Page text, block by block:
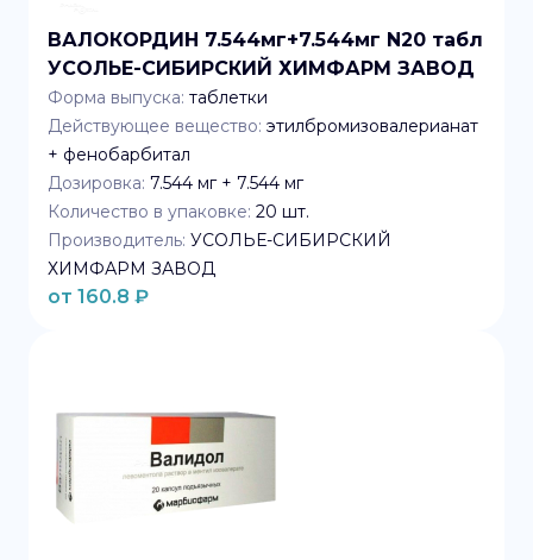
ВАЛОКОРДИН 7.544мг+7.544мг N20 табл
УСОЛЬЕ-СИБИРСКИЙ ХИМФАРМ ЗАВОД
Форма выпуска: таблетки
Действующее вещество: этилбромизовалерианат
+ фенобарбитал
Дозировка: 7.544 мг + 7.544 мг
Количество в упаковке: 20 шт.
Производитель: УСОЛЬЕ-СИБИРСКИЙ
ХИМФАРМ ЗАВОД
от 160.8 ₽